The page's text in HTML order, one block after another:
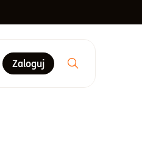
Zaloguj